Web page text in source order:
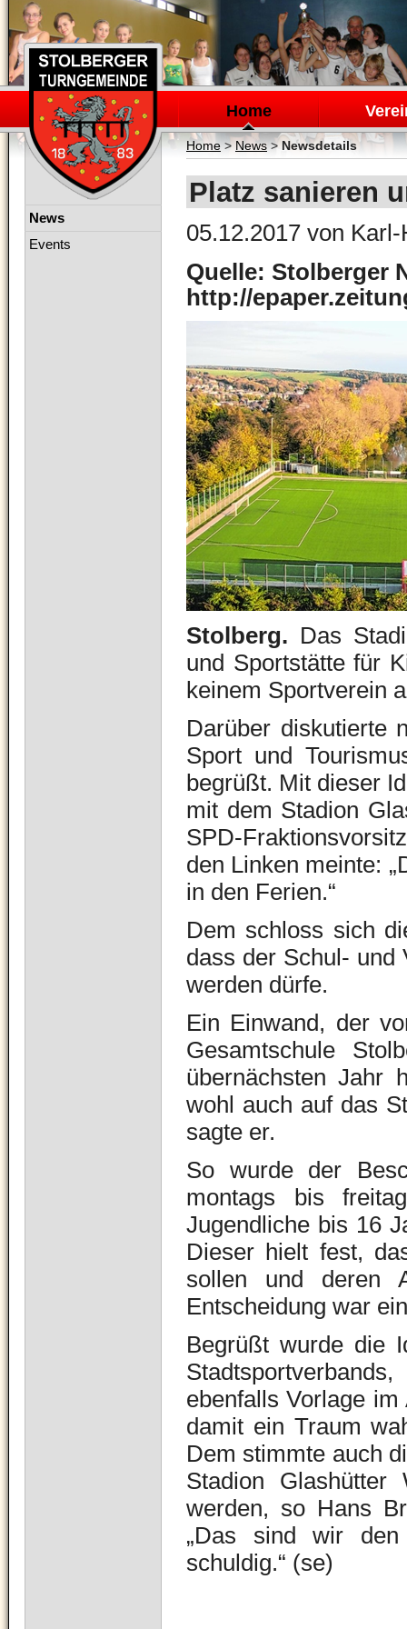
Navigation
überspringen
Home
Home> News>Newsdetails
Platz sanieren
05.12.2017 von
Quelle: Stolberger
http://
Stolberg. Das
und Sportstätte für
keinem Sportverein
Darüber diskutierte
Sport und
begrüßt. Mit dieser
mit dem Stadion
SPD-
den Linken meinte:
in den Ferien.“
Dem schloss sich
dass der Schul- und
werden dürfe.
Ein Einwand, der
Gesamtschule
übernächsten Jahr
wohl auch auf das
sagte er.
So wurde der
montags bis
Jugendliche bis 16
Dieser hielt fest,
sollen und deren
Entscheidung war
Begrüßt wurde die
ebenfalls Vorlage
damit ein Traum
Dem stimmte auch
Stadion Glashütter
werden, so Hans
„Das sind wir den
schuldig.“ (se)
Navigation
News
Events